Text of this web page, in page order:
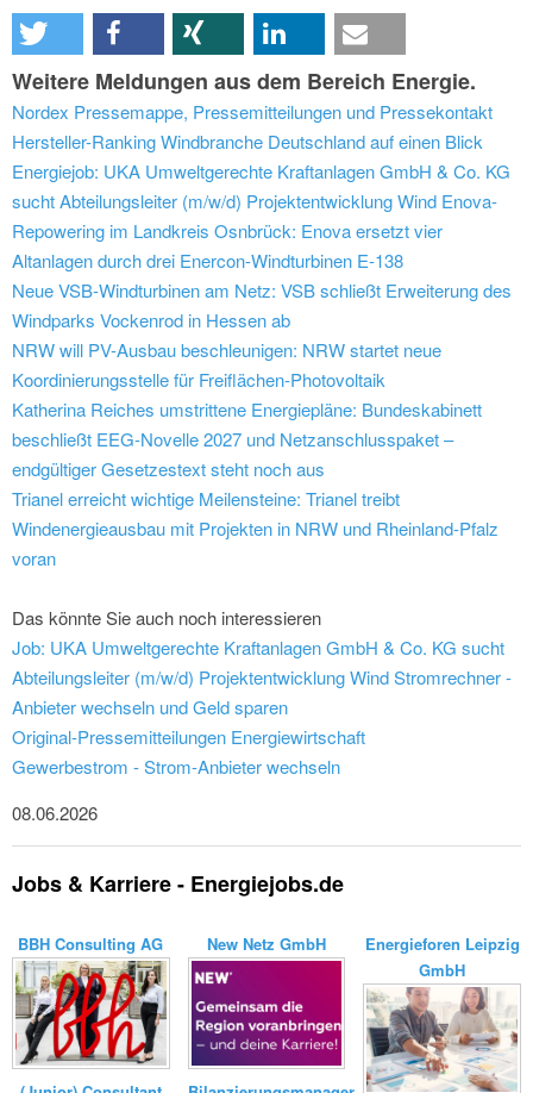
Weitere Meldungen aus dem Bereich Energie.
Nordex Pressemappe, Pressemitteilungen und Pressekontakt
Hersteller-Ranking Windbranche Deutschland auf einen Blick
Energiejob: UKA Umweltgerechte Kraftanlagen GmbH & Co. KG
sucht Abteilungsleiter (m/w/d) Projektentwicklung Wind Enova-
Repowering im Landkreis Osnbrück: Enova ersetzt vier
Altanlagen durch drei Enercon-Windturbinen E-138
Neue VSB-Windturbinen am Netz: VSB schließt Erweiterung des
Windparks Vockenrod in Hessen ab
NRW will PV-Ausbau beschleunigen: NRW startet neue
Koordinierungsstelle für Freiflächen-Photovoltaik
Katherina Reiches umstrittene Energiepläne: Bundeskabinett
beschließt EEG-Novelle 2027 und Netzanschlusspaket –
endgültiger Gesetzestext steht noch aus
Trianel erreicht wichtige Meilensteine: Trianel treibt
Windenergieausbau mit Projekten in NRW und Rheinland-Pfalz
voran
Das könnte Sie auch noch interessieren
Job: UKA Umweltgerechte Kraftanlagen GmbH & Co. KG sucht
Abteilungsleiter (m/w/d) Projektentwicklung WindStromrechner -
Anbieter wechseln und Geld sparen
Original-Pressemitteilungen Energiewirtschaft
Gewerbestrom - Strom-Anbieter wechseln
08.06.2026
Jobs & Karriere - Energiejobs.de
BBH Consulting AG New Netz GmbH
Energieforen Leipzig
GmbH